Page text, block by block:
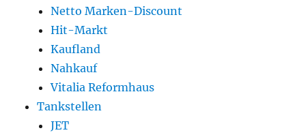
Netto Marken-Discount
Hit-Markt
Kaufland
Nahkauf
Vitalia Reformhaus
Tankstellen
JET